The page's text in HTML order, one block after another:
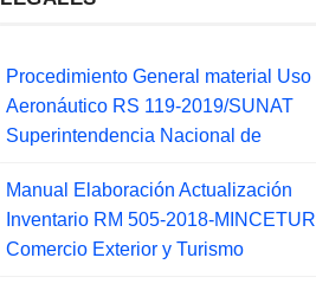
Procedimiento General material Uso
Aeronáutico RS 119-2019/SUNAT
Superintendencia Nacional de
Manual Elaboración Actualización
Inventario RM 505-2018-MINCETUR
Comercio Exterior y Turismo